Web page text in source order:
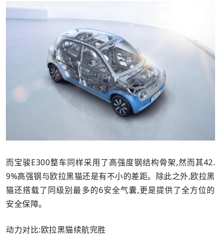
而宝骏E300整车同样采用了高强度钢结构骨架,然而其42.
9%高强钢与欧拉黑猫还是有不小的差距。除此之外,欧拉黑
猫还搭载了同级别最多的6安全气囊,更是提供了全方位的
安全保障。
动力对比:欧拉黑猫续航完胜